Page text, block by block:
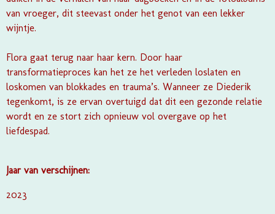
van vroeger, dit steevast onder het genot van een lekker
wijntje.
Flora gaat terug naar haar kern. Door haar
transformatieproces kan het ze het verleden loslaten en
loskomen van blokkades en trauma’s. Wanneer ze Diederik
tegenkomt, is ze ervan overtuigd dat dit een gezonde relatie
wordt en ze stort zich opnieuw vol overgave op het
liefdespad.
Jaar van verschijnen:
2023